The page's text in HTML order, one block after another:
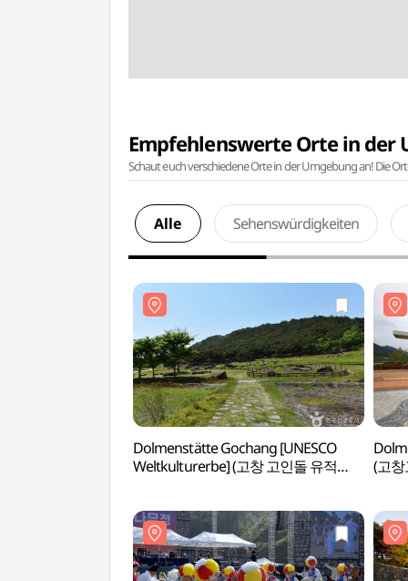
Empfehlenswerte Orte in der
Schaut euch verschiedene Orte in der Umgebung an! Die
Alle Sehenswürdigkeiten
Dolmenstätte Gochang [UNESCO
Weltkulturerbe] (고창 고인돌 유적
(고